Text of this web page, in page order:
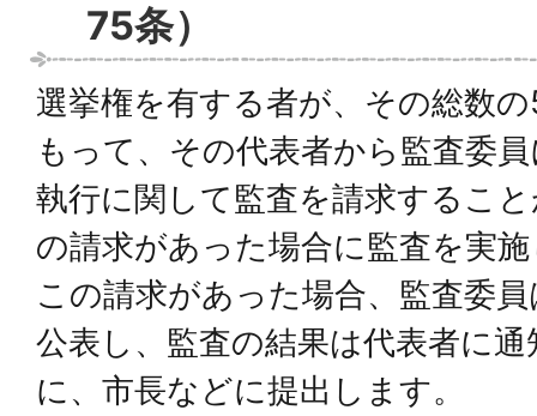
75条）
選挙権を有する者が、その総数
もって、その代表者から監査委
執行に関して監査を請求するこ
の請求があった場合に監査を実
この請求があった場合、監査委
公表し、監査の結果は代表者に
に、市長などに提出します。